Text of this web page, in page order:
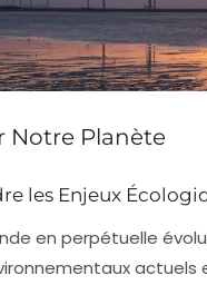
Notre Planète
les Enjeux
en perpétuelle
actuels